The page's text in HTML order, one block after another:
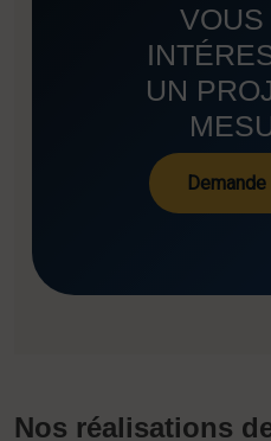
UN
Nos réalisations